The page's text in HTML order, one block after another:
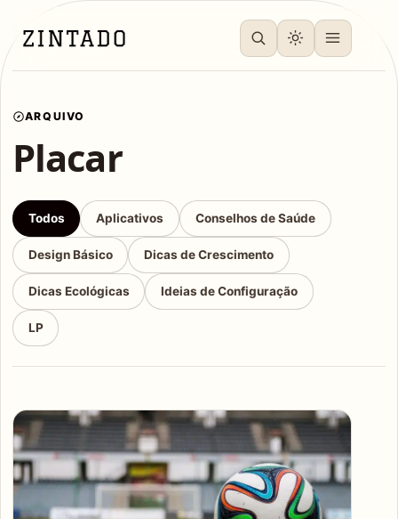
ARQUIVO
Placar
Todos Aplicativos Conselhos de Saúde
Design Básico Dicas de Crescimento
Dicas Ecológicas Ideias de Configuração
LP
Articles